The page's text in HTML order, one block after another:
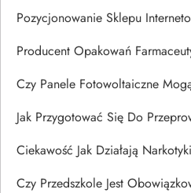
Pozycjonowanie Sklepu
Producent Opakowań
Czy Panele Fotowoltaiczne
Jak Przygotować Się Do
Ciekawość Jak Działają
Czy Przedszkole Jest